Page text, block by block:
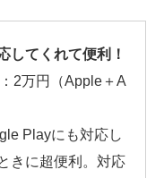
してくれて便利！
2万円（Apple＋A
Playにも対応し
きに超便利。対応